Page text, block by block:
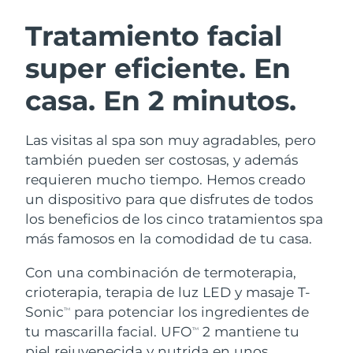
Tratamiento facial
super eficiente. En
casa. En 2 minutos.
Las visitas al spa son muy agradables, pero
también pueden ser costosas, y además
requieren mucho tiempo. Hemos creado
un dispositivo para que disfrutes de todos
los beneficios de los cinco tratamientos spa
más famosos en la comodidad de tu casa.
Con una combinación de termoterapia,
crioterapia, terapia de luz LED y masaje T-
SonicTM
para potenciar los ingredientes de
tu mascarilla facial. UFOTM
2 mantiene tu
Limpieza facial
Anti-aging massage
LUNA™ 4 Plus
Massage, LED heating
LUNA™ 4 Men
For men, anti-aging massage
Lifting facial
Microcurrent toning
BEAR™ 2 go
Microcurrent toning on-the-go
BEAR™ 2 eyes & lips
Microcurrent line smoothing device
Hidratación
UFO™ 3 pack
Deep facial hydration
UFO™ 3 LED
Near-infrared and red light therapy
device
Cuidado bucal
issa™ 4
Hybrid silicone sonic toothbrush
issa™ 4 plus
Smart hybrid silicone sonic toothbrush
TRATAMIENTO ANTIEDAD FAQ™
Antiedad Tratamientos LED
NEW
Austria Entrega prevista
Baréin Entrega prevista
Bélgica Entrega prevista
Bermudas Entrega prevista8/15/26
Bosnia y Herzegovina Entrega prevista 8/12/26
Brunéi
Bulgaria Entrega prevista8/9/26
Canadá Entrega prevista 8/13/26
Chile Entrega prevista 8/13/26